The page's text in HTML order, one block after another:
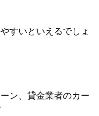
すいといえるでしょ
ン、貸金業者のカー